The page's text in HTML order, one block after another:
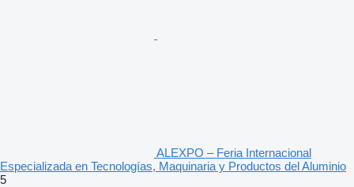
ALEXPO – Feria Internacional
Especializada en Tecnologías, Maquinaria y Productos del Aluminio
5